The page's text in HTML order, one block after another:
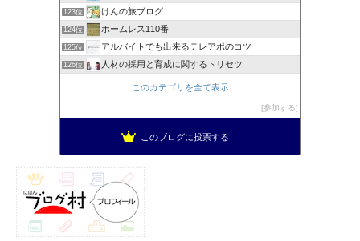
123位 けんの旅ブログ
124位 ホームレス110番
125位 アルバイトでも出来るテレアポのコツ
126位 人材の採用と育成に関するトリセツ
このカテゴリを全て表示
参加する
このブログに投票する